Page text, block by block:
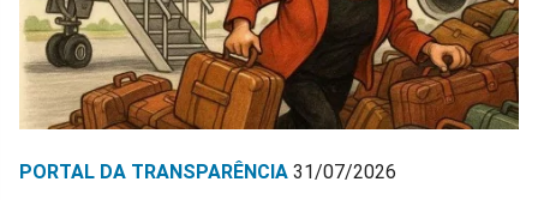
PORTAL DA TRANSPARÊNCIA 31/07/2026